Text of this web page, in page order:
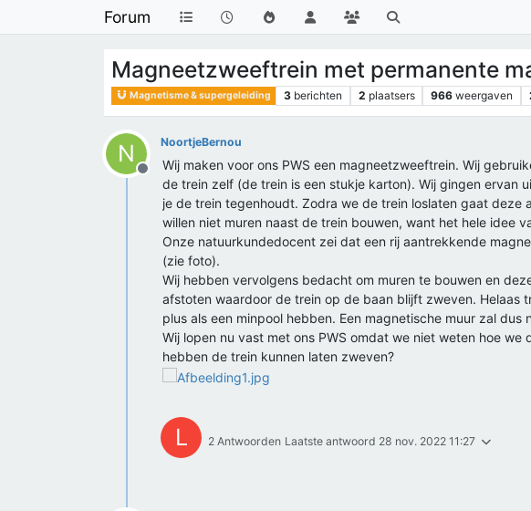
Forum
Magneetzweeftrein met permanente
Magnetisme & supergeleiding 3 berichten 2 plaatsers 966 weergaven
N
Offline
NoortjeBernou
Wij maken voor ons PWS een magneetzweeftrein. Wij
de trein zelf (de trein is een stukje karton). Wij gingen ervan
je de trein tegenhoudt. Zodra we de trein loslaten gaat
willen niet muren naast de trein bouwen, want het hele idee
Onze natuurkundedocent zei dat een rij aantrekkende
(zie foto).
Wij hebben vervolgens bedacht om muren te bouwen en
afstoten waardoor de trein op de baan blijft zweven. Helaas
plus als een minpool hebben. Een magnetische muur zal
Wij lopen nu vast met ons PWS omdat we niet weten hoe
hebben de trein kunnen laten zweven?
L 2 Antwoorden Laatste antwoord 28 nov. 2022 11:27